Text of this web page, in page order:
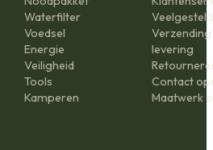
Waterfilter
Voedsel
Energie
Veiligheid
Tools
Kamperen
Verzending
levering
Contact
Maatwerk